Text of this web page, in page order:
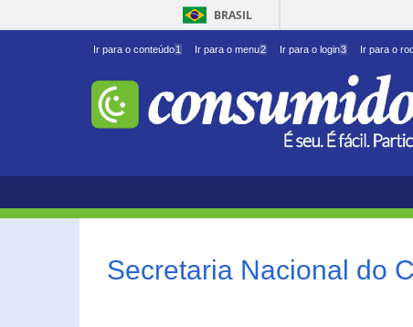
BRASIL
Ir para o conteúdo1 Ir para o menu2 Ir para o login3 Ir para o
Secretaria Nacional do